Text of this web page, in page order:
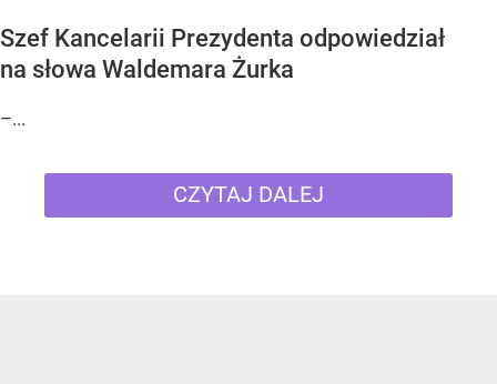
Szef Kancelarii Prezydenta odpowiedział
na słowa Waldemara Żurka
–...
CZYTAJ DALEJ